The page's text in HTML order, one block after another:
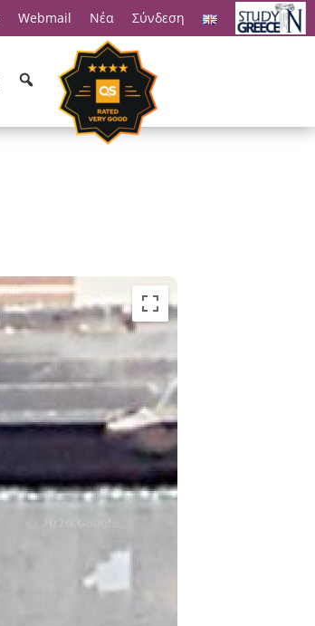
Webmail Νέα Σύνδεση